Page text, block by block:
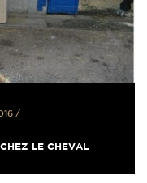
/
LE CHEVAL